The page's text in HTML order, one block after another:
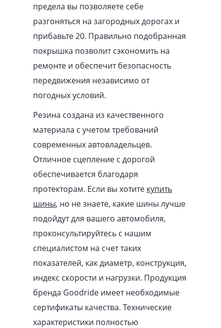
предела вы позволяете себе
разгоняться на загородных дорогах и
прибавьте 20. Правильно подобранная
покрышка позволит сэкономить на
ремонте и обеспечит безопасность
передвижения независимо от
погодных условий.
Резина создана из качественного
материала с учетом требований
современных автовладельцев.
Отличное сцепление с дорогой
обеспечивается благодаря
протекторам. Если вы хотите купить
шины, но не знаете, какие шины лучше
подойдут для вашего автомобиля,
проконсультируйтесь с нашим
специалистом на счет таких
показателей, как диаметр, конструкция,
индекс скорости и нагрузки. Продукция
бренда Goodride имеет необходимые
сертификаты качества. Технические
характеристики полностью